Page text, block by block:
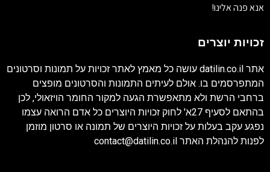
אנא פנה אלינו!
זכויות יוצרים
אתר datilin.co.il עושה כל מאמץ לאתר זכויות על תמונות וסרטונים
המתפרסמים בו. אולם לעיתים התמונות והסרטונים מופצים
ברחבי הרשת ולא מתאפשרת הגעה למקור החומר הויזאולי, לכן
בהתאם לסעיף 27א' לחוק זכויות היוצרים כל אדם הרואה עצמו
נפגע עקב בעלות על זכויות היוצרים של תמונה או סרטון מוזמן
לפנות להנהלת האתר contact@datilin.co.il